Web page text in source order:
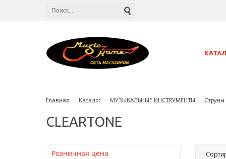
Главная - Каталог - МУЗЫКАЛЬНЫЕ ИНСТРУМЕНТЫ - Струны
CLEARTONE
Розничная цена